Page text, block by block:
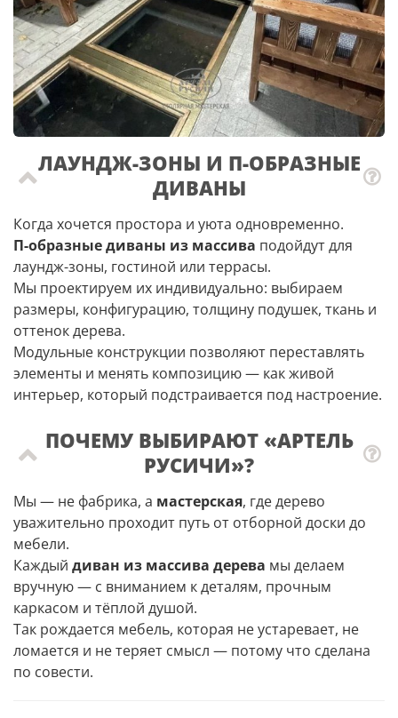
ЛАУНДЖ-ЗОНЫ И П-ОБРАЗНЫЕ
ДИВАНЫ
Когда хочется простора и уюта одновременно.
П-образные диваны из массива подойдут для
лаундж-зоны, гостиной или террасы.
Мы проектируем их индивидуально: выбираем
размеры, конфигурацию, толщину подушек, ткань и
оттенок дерева.
Модульные конструкции позволяют переставлять
элементы и менять композицию — как живой
интерьер, который подстраивается под настроение.
ПОЧЕМУ ВЫБИРАЮТ «АРТЕЛЬ
РУСИЧИ»?
Мы — не фабрика, а мастерская, где дерево
уважительно проходит путь от отборной доски до
мебели.
Каждый диван из массива дерева мы делаем
вручную — с вниманием к деталям, прочным
каркасом и тёплой душой.
Так рождается мебель, которая не устаревает, не
ломается и не теряет смысл — потому что сделана
по совести.